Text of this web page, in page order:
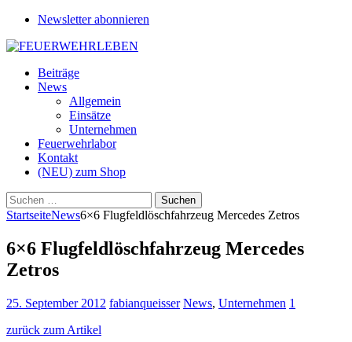
Newsletter abonnieren
Beiträge
News
Allgemein
Einsätze
Unternehmen
Feuerwehrlabor
Kontakt
(NEU) zum Shop
Suchen
nach:
StartseiteNews6×6 Flugfeldlöschfahrzeug Mercedes Zetros
6×6 Flugfeldlöschfahrzeug Mercedes
Zetros
25. September 2012 fabianqueisser News, Unternehmen 1
zurück zum Artikel